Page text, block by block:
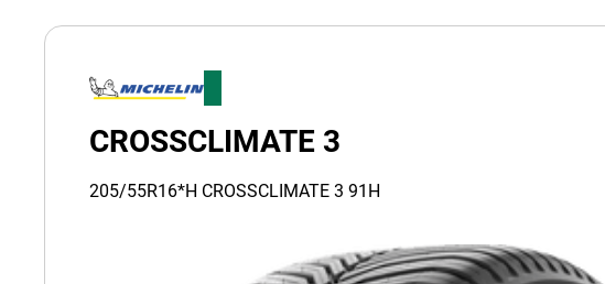
CROSSCLIMATE 3
205/55R16*H CROSSCLIMATE 3 91H